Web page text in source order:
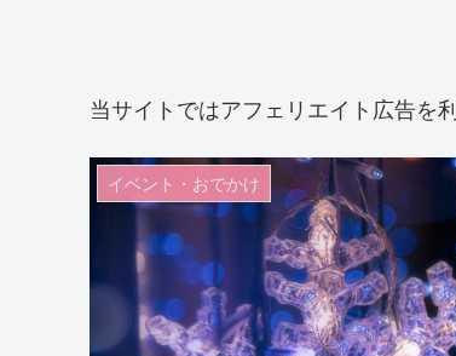
当サイトではアフェリエイト広告を
イベント・おでかけ